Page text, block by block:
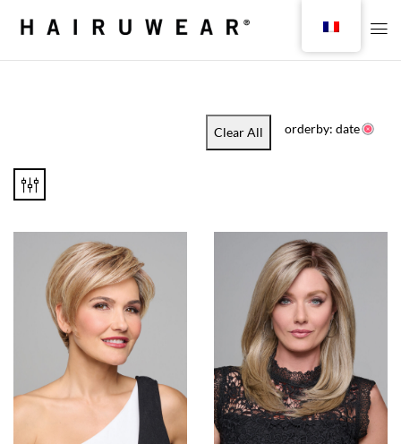
Clear All orderby: date